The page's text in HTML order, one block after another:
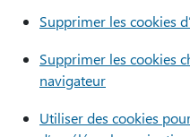
Supprimer les cookies
Supprimer les cookies
navigateur
Utiliser des cookies